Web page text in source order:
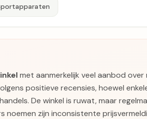
met aanmerkelijk veel aanbod
positieve recensies, hoewel
De winkel is ruwat, maar
noemen zijn inconsistente